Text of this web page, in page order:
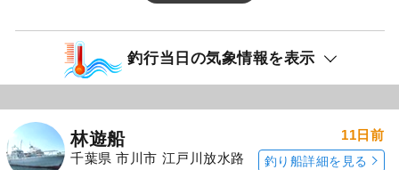
釣行当日の気象情報を表示
林遊船
千葉県 市川市 江戸川放水路
11日前
釣り船詳細を見る